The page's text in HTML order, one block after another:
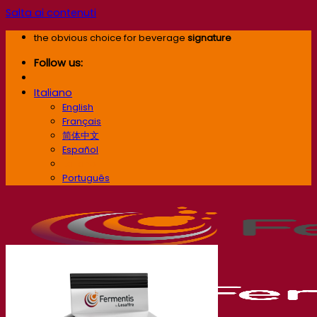
Salta ai contenuti
the obvious choice for beverage signature
Follow us:
Italiano
English
Français
简体中文
Español
Português